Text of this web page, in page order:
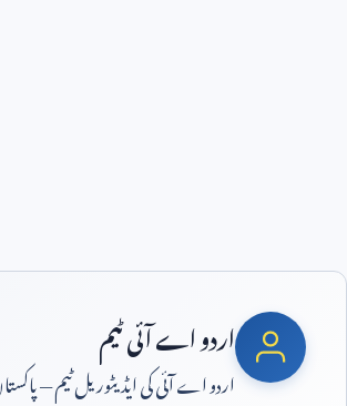
اردو اے آئی ٹیم
اردو اے آئی کی ایڈیٹوریل ٹیم —